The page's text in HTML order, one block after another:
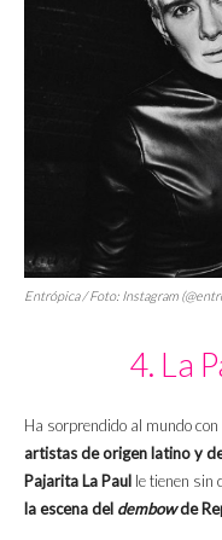
Entrópica / Foto: Instagram
4. La
Ha sorprendido al mundo
artistas de origen latino y
Pajarita La Paul le tienen sin
la escena del dembowde